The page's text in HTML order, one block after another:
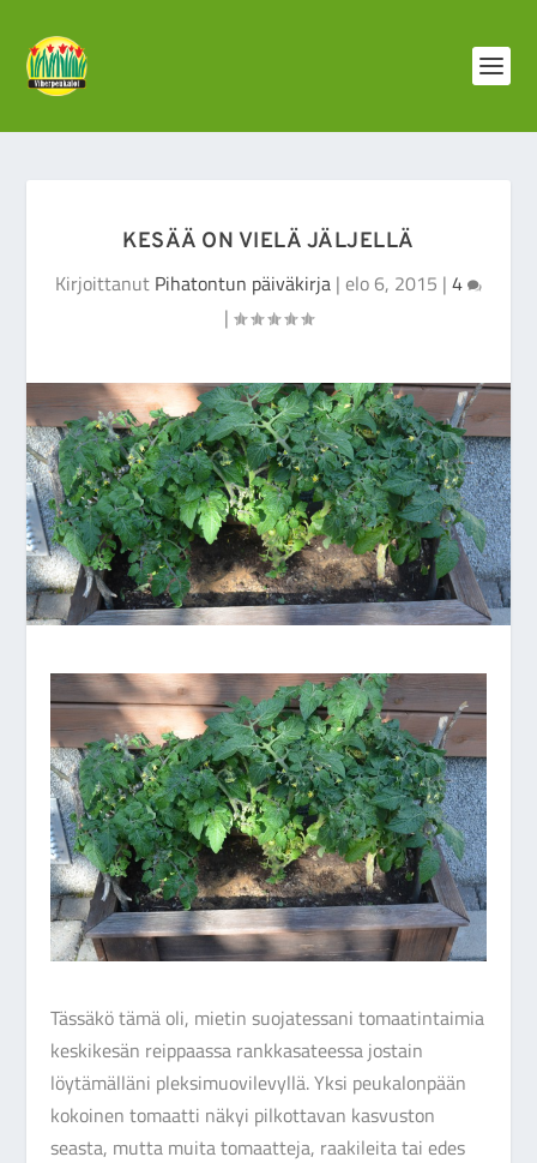
KESÄÄ ON VIELÄ JÄLJELLÄ
Kirjoittanut Pihatontun päiväkirja | elo 6, 2015 | 4
|
Tässäkö tämä oli, mietin suojatessani tomaatintaimia
keskikesän reippaassa rankkasateessa jostain
löytämälläni pleksimuovilevyllä. Yksi peukalonpään
kokoinen tomaatti näkyi pilkottavan kasvuston
seasta, mutta muita tomaatteja, raakileita tai edes